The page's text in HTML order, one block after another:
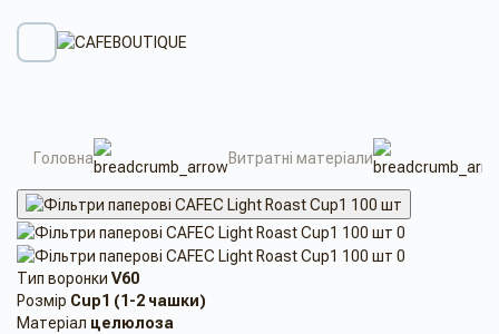
Головна Витратні матеріали
Тип воронки V60
Розмір Cup1 (1-2 чашки)
Матеріал целюлоза